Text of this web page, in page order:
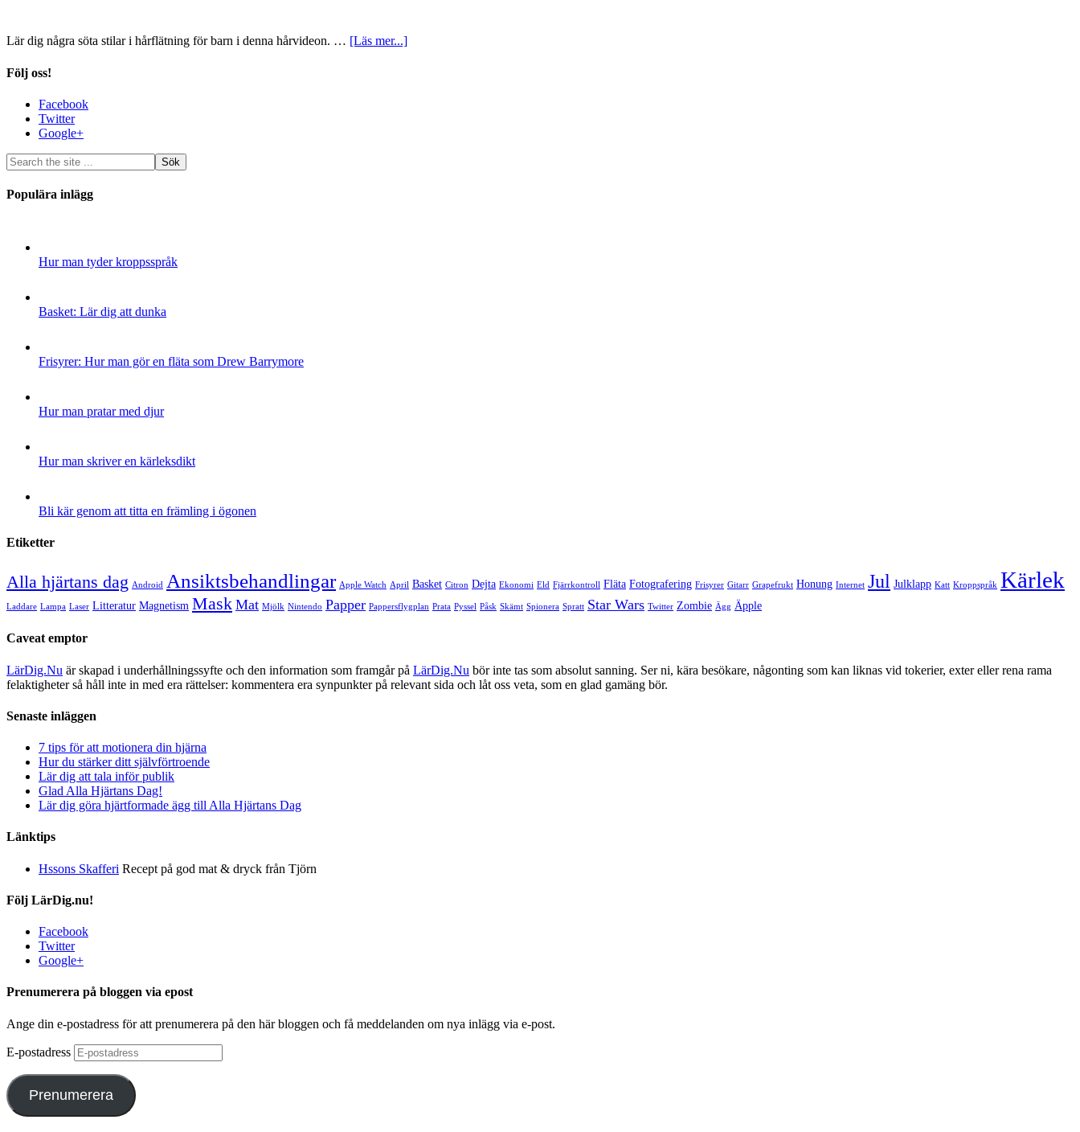
Lär dig några söta stilar i hårflätning för barn i denna hårvideon. … [Läs mer...]
Följ oss!
Facebook
Twitter
Google+
Populära inlägg
Hur man tyder kroppsspråk
Basket: Lär dig att dunka
Frisyrer: Hur man gör en fläta som Drew Barrymore
Hur man pratar med djur
Hur man skriver en kärleksdikt
Bli kär genom att titta en främling i ögonen
Etiketter
Alla hjärtans dag Android Ansiktsbehandlingar Apple Watch April Basket Citron Dejta Ekonomi Eld Fjärrkontroll Fläta Fotografering Frisyrer Gitarr Grapefrukt Honung Internet Jul Julklapp Katt Kroppspråk Kärlek
Laddare Lampa Laser Litteratur Magnetism Mask Mat Mjölk Nintendo Papper Pappersflygplan Prata Pyssel Påsk Skämt Spionera Spratt Star Wars Twitter Zombie Ägg Äpple
Caveat emptor
LärDig.Nu är skapad i underhållningssyfte och den information som framgår på LärDig.Nu bör inte tas som absolut sanning. Ser ni, kära besökare, någonting som kan liknas vid tokerier, exter eller rena rama
felaktigheter så håll inte in med era rättelser: kommentera era synpunkter på relevant sida och låt oss veta, som en glad gamäng bör.
Senaste inläggen
7 tips för att motionera din hjärna
Hur du stärker ditt självförtroende
Lär dig att tala inför publik
Glad Alla Hjärtans Dag!
Lär dig göra hjärtformade ägg till Alla Hjärtans Dag
Länktips
Hssons Skafferi Recept på god mat & dryck från Tjörn
Följ LärDig.nu!
Facebook
Twitter
Google+
Prenumerera på bloggen via epost
Ange din e-postadress för att prenumerera på den här bloggen och få meddelanden om nya inlägg via e-post.
E-postadress
Prenumerera